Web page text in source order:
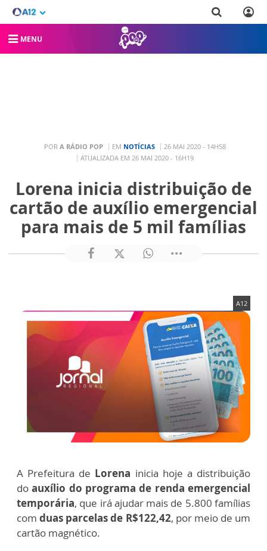
MENU
POR A RÁDIO POP EM NOTÍCIAS
26 MAI 2020 - 14H58
ATUALIZADA EM 26 MAI 2020 - 16H19
Lorena inicia distribuição de
cartão de auxílio emergencial
para mais de 5 mil famílias
A12
A Prefeitura de Lorena inicia hoje a distribuição
doauxílio do programa de renda emergencial
temporária, que irá ajudar mais de 5.800 famílias
comduas parcelas de R$122,42, por meio de um
cartão magnético.